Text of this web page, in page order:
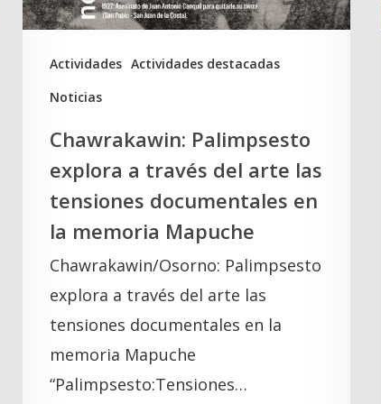
Actividades Actividades destacadas
Noticias
las
tensiones
documentales
memoria
Mapuche
Chawrakawin: Palimpsesto
explora a través del arte las
tensiones documentales en
la memoria Mapuche
Chawrakawin/Osorno: Palimpsesto
explora a través del arte las
tensiones documentales en la
memoria Mapuche
“Palimpsesto:Tensiones…